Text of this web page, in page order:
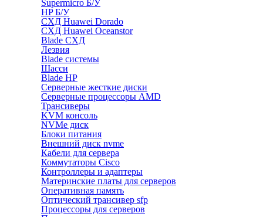
Supermicro Б/У
HP Б/У
СХД Huawei Dorado
СХД Huawei Oceanstor
Blade СХД
Лезвия
Blade системы
Шасси
Blade HP
Серверные жесткие диски
Серверные процессоры AMD
Трансиверы
KVM консоль
NVMe диск
Блоки питания
Внешний диск nvme
Кабели для сервера
Коммутаторы Cisco
Контроллеры и адаптеры
Материнские платы для серверов
Оперативная память
Оптический трансивер sfp
Процессоры для серверов